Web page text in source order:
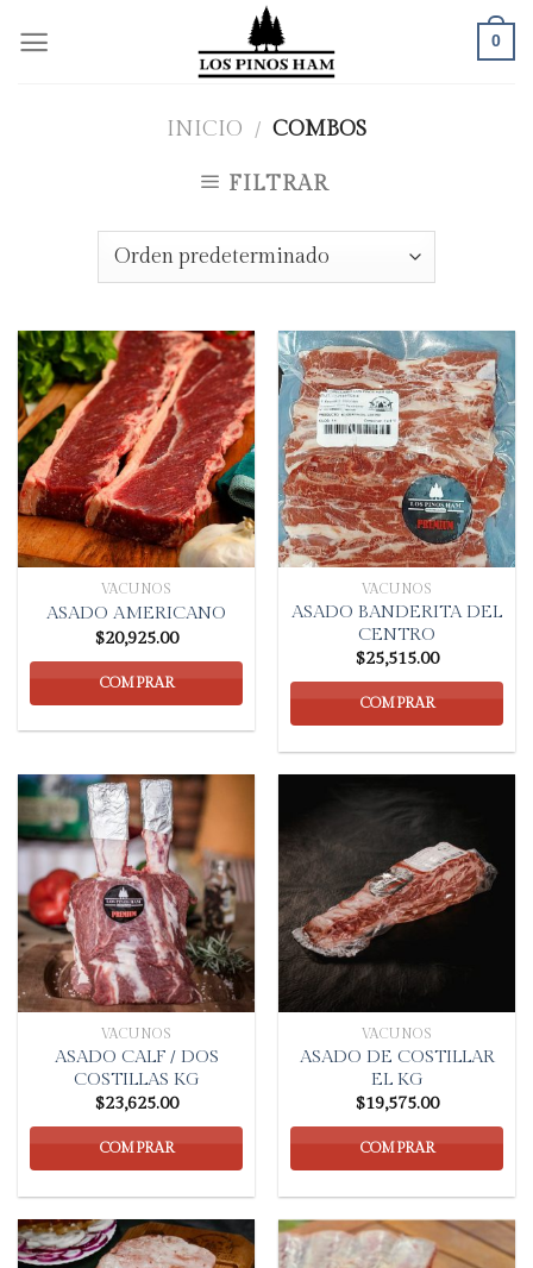
0
INICIO / COMBOS
FILTRAR
VACUNOS
ASADO AMERICANO
$20,925.00
COMPRAR
VACUNOS
ASADO BANDERITA DEL
CENTRO
$25,515.00
COMPRAR
VACUNOS
ASADO CALF / DOS
COSTILLAS KG
$23,625.00
COMPRAR
VACUNOS
ASADO DE COSTILLAR
EL KG
$19,575.00
COMPRAR